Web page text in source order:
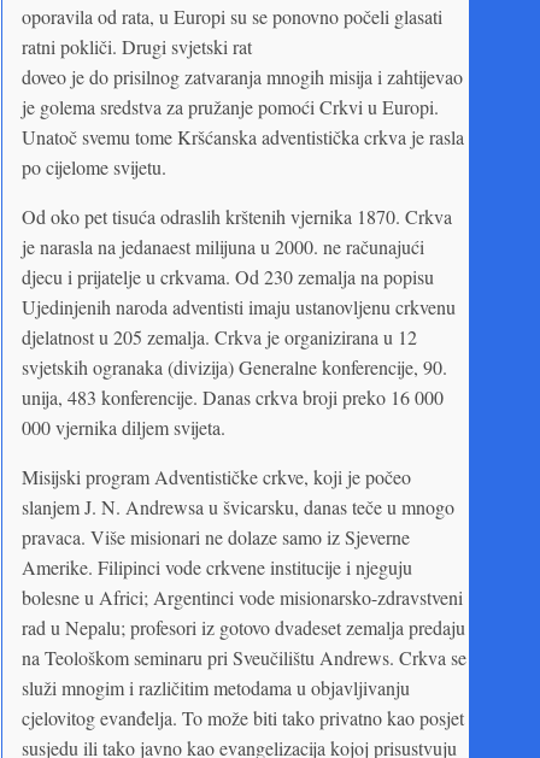
oporavila od rata, u Europi su se ponovno počeli glasati
ratni pokliči. Drugi svjetski rat
doveo je do prisilnog zatvaranja mnogih misija i zahtijevao
je golema sredstva za pružanje pomoći Crkvi u Europi.
Unatoč svemu tome Kršćanska adventistička crkva je rasla
po cijelome svijetu.
Od oko pet tisuća odraslih krštenih vjernika 1870. Crkva
je narasla na jedanaest milijuna u 2000. ne računajući
djecu i prijatelje u crkvama. Od 230 zemalja na popisu
Ujedinjenih naroda adventisti imaju ustanovljenu crkvenu
djelatnost u 205 zemalja. Crkva je organizirana u 12
svjetskih ogranaka (divizija) Generalne konferencije, 90.
unija, 483 konferencije. Danas crkva broji preko 16 000
000 vjernika diljem svijeta.
Misijski program Adventističke crkve, koji je počeo
slanjem J. N. Andrewsa u švicarsku, danas teče u mnogo
pravaca. Više misionari ne dolaze samo iz Sjeverne
Amerike. Filipinci vode crkvene institucije i njeguju
bolesne u Africi; Argentinci vode misionarsko-zdravstveni
rad u Nepalu; profesori iz gotovo dvadeset zemalja predaju
na Teološkom seminaru pri Sveučilištu Andrews. Crkva se
služi mnogim i različitim metodama u objavljivanju
cjelovitog evanđelja. To može biti tako privatno kao posjet
susjedu ili tako javno kao evangelizacija kojoj prisustvuju